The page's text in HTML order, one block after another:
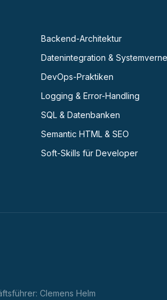
Backend-Architektur
Datenintegration &
DevOps-Praktiken
Logging & Error-Handling
SQL & Datenbanken
Semantic HTML & SEO
Soft-Skills für Developer
Clemens Helm